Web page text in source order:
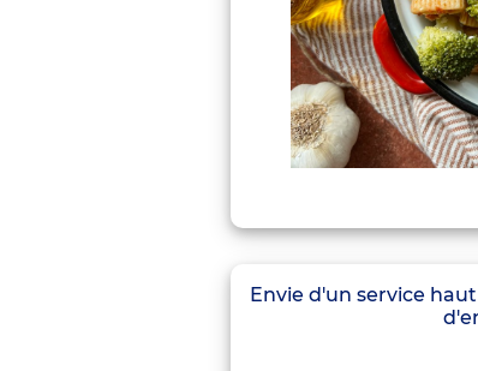
Envie d'un service